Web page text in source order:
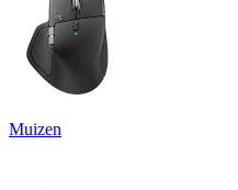
Muizen